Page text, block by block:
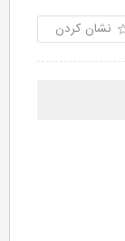
نشان کردن